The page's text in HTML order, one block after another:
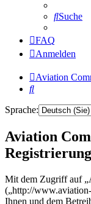
Suche
FAQ
Anmelden
Aviation
Suche
Sprache:
Aviation
Registrierung
Mit dem Zugriff auf
(„http://
Ihnen und dem